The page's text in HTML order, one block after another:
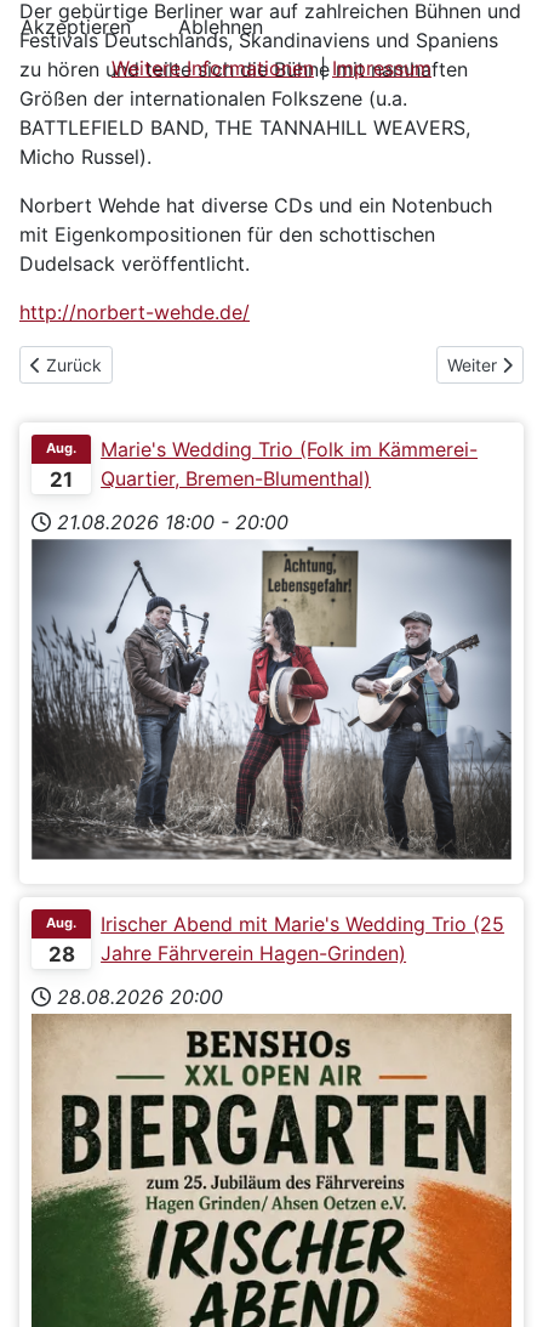
Der gebürtige Berliner war auf zahlreichen Bühnen und
Festivals Deutschlands, Skandinaviens und Spaniens
zu hören und teilte sich die Bühne mit namhaften
Größen der internationalen Folkszene (u.a.
BATTLEFIELD BAND, THE TANNAHILL WEAVERS,
Micho Russel).
Norbert Wehde hat diverse CDs und ein Notenbuch
mit Eigenkompositionen für den schottischen
Dudelsack veröffentlicht.
http://norbert-wehde.de/
Vorheriger Beitrag: CD "Both Sides" von Marie's Wedding
Zurück Nächster
Weiter
21
Aug.
Marie's Wedding Trio (Folk im Kämmerei-
Quartier, Bremen-Blumenthal)
21.08.2026 18:00 - 20:00
28
Aug.
Irischer Abend mit Marie's Wedding Trio (25
Jahre Fährverein Hagen-Grinden)
28.08.2026 20:00
Akzeptieren
Ablehnen
Weitere Informationen|Impressum